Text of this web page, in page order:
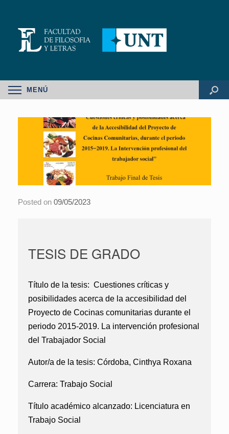
MENÚ
Posted on 09/05/2023
TESIS DE GRADO
Título de la tesis: Cuestiones críticas y
posibilidades acerca de la accesibilidad del
Proyecto de Cocinas comunitarias durante el
periodo 2015-2019. La intervención profesional
del Trabajador Social
Autor/a de la tesis: Córdoba, Cinthya Roxana
Carrera: Trabajo Social
Título académico alcanzado: Licenciatura en
Trabajo Social